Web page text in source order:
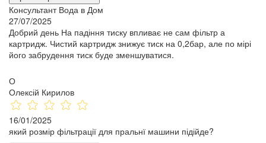
Консультант Вода в Дом
27/07/2025
Добрий день На падіння тиску впливає не сам фільтр а
картридж. Чистий картридж знижує тиск на 0,2бар, але по мірі
його забрудення тиск буде зменшуватися.
О
Олексій Кирилов
16/01/2025
який розмір фільтрації для пральнї машини підійде?